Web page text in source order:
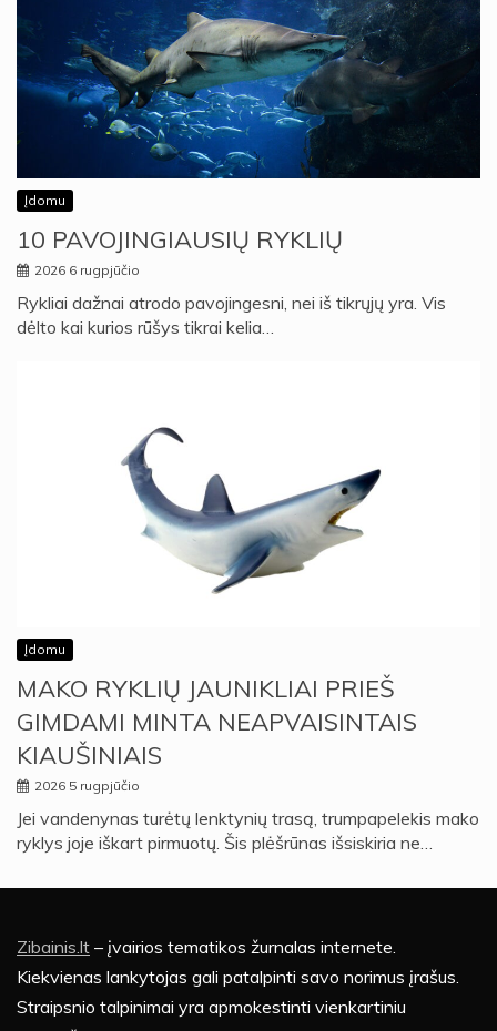
Įdomu
10 PAVOJINGIAUSIŲ RYKLIŲ
2026 6 rugpjūčio
Rykliai dažnai atrodo pavojingesni, nei iš tikrųjų yra. Vis
dėlto kai kurios rūšys tikrai kelia…
Įdomu
MAKO RYKLIŲ JAUNIKLIAI PRIEŠ
GIMDAMI MINTA NEAPVAISINTAIS
KIAUŠINIAIS
2026 5 rugpjūčio
Jei vandenynas turėtų lenktynių trasą, trumpapelekis mako
ryklys joje iškart pirmuotų. Šis plėšrūnas išsiskiria ne…
Zibainis.lt – įvairios tematikos žurnalas internete.
Kiekvienas lankytojas gali patalpinti savo norimus įrašus.
Straipsnio talpinimai yra apmokestinti vienkartiniu